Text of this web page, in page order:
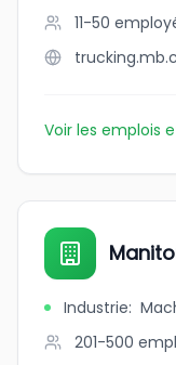
11-50
Voir les emplois
Industrie:
201-500